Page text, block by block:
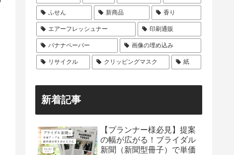
ふせん 新商品 香り
エアーフレッシュナー 印刷通販
バナナペーパー 画像の埋め込み
リサイクル クリッピングマスク 紙
新着記事
【プランナー様必見】提案
の幅が広がる！ブライダル
新聞（新聞型冊子）で単価